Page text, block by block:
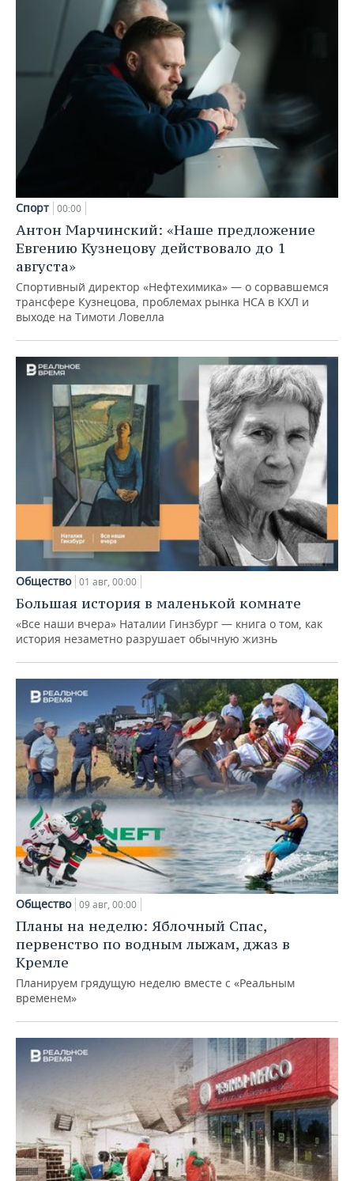
Спорт 00:00
Антон Марчинский: «Наше предложение
Евгению Кузнецову действовало до 1
августа»
Спортивный директор «Нефтехимика» — о сорвавшемся
трансфере Кузнецова, проблемах рынка НСА в КХЛ и
выходе на Тимоти Ловелла
Общество 01 авг, 00:00
Большая история в маленькой комнате
«Все наши вчера» Наталии Гинзбург — книга о том, как
история незаметно разрушает обычную жизнь
Общество 09 авг, 00:00
Планы на неделю: Яблочный Спас,
первенство по водным лыжам, джаз в
Кремле
Планируем грядущую неделю вместе с «Реальным
временем»